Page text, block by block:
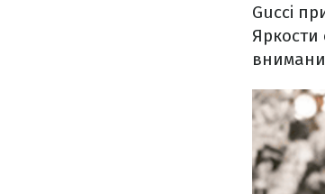
Gucci